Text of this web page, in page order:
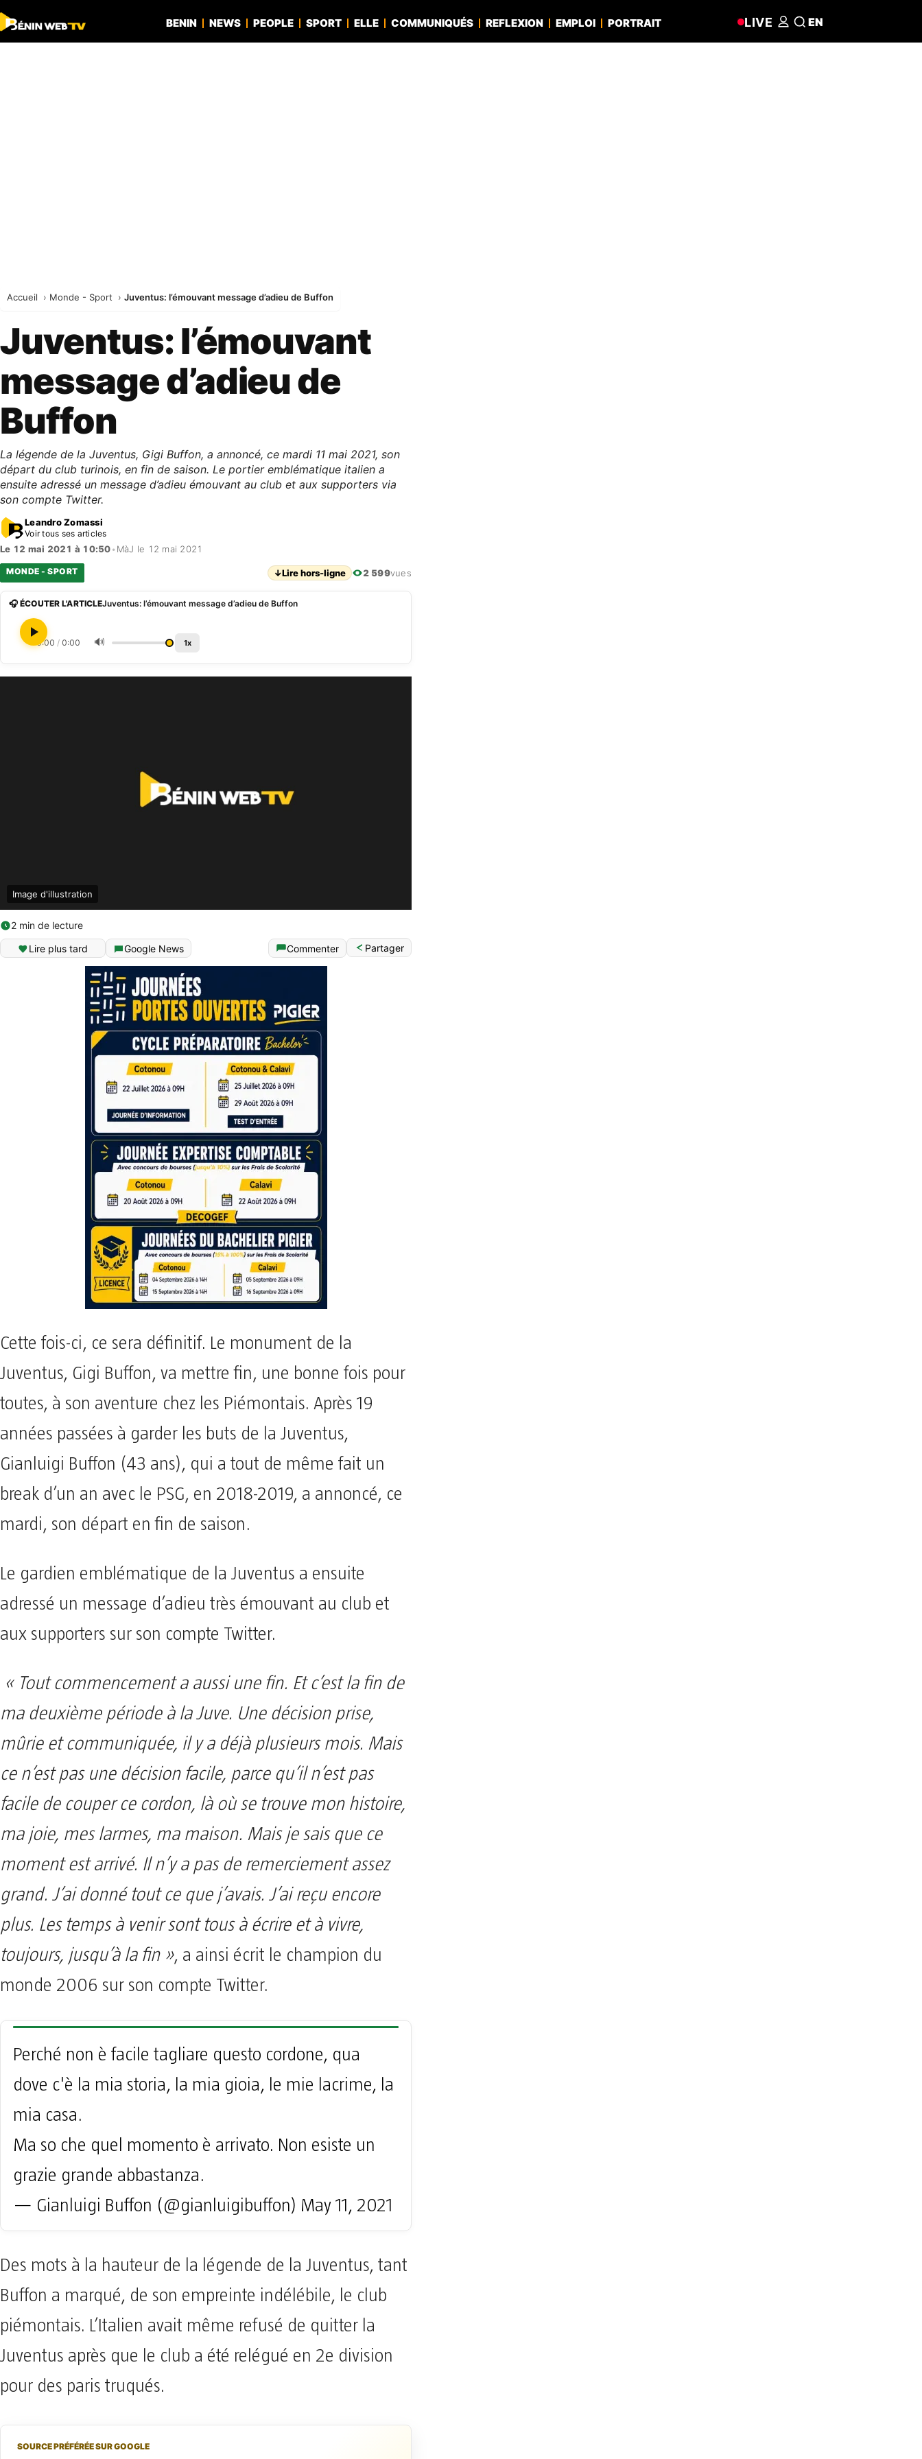
BENIN NEWS PEOPLE SPORT ELLE COMMUNIQUÉS REFLEXION EMPLOI PORTRAIT LIVE EN
Accueil Monde - Sport Juventus: l’émouvant message d’adieu de Buffon
Juventus: l’émouvant
message d’adieu de
Buffon
La légende de la Juventus, Gigi Buffon, a annoncé, ce mardi 11 mai 2021, son
départ du club turinois, en fin de saison. Le portier emblématique italien a
ensuite adressé un message d’adieu émouvant au club et aux supporters via
son compte Twitter.
Leandro Zomassi
Voir tous ses articles
Le 12 mai 2021 à 10:50• MàJ le 12 mai 2021
MONDE - SPORT ↓Lire hors-ligne 2 599vues
🎧 ÉCOUTER L'ARTICLEJuventus: l’émouvant message d’adieu de Buffon
0:00 / 0:00 🔊 1x
Image d'illustration
2 min de lecture
Lire plus tard
Google News Commenter Partager
Cette fois-ci, ce sera définitif. Le monument de la
Juventus, Gigi Buffon, va mettre fin, une bonne fois pour
toutes, à son aventure chez les Piémontais. Après 19
années passées à garder les buts de la Juventus,
Gianluigi Buffon (43 ans), qui a tout de même fait un
break d’un an avec le PSG, en 2018-2019, a annoncé, ce
mardi, son départ en fin de saison.
Le gardien emblématique de la Juventus a ensuite
adressé un message d’adieu très émouvant au club et
aux supporters sur son compte Twitter.
« Tout commencement a aussi une fin. Et c’est la fin de
ma deuxième période à la Juve. Une décision prise,
mûrie et communiquée, il y a déjà plusieurs mois. Mais
ce n’est pas une décision facile, parce qu’il n’est pas
facile de couper ce cordon, là où se trouve mon histoire,
ma joie, mes larmes, ma maison. Mais je sais que ce
moment est arrivé. Il n’y a pas de remerciement assez
grand. J’ai donné tout ce que j’avais. J’ai reçu encore
plus. Les temps à venir sont tous à écrire et à vivre,
toujours, jusqu’à la fin », a ainsi écrit le champion du
monde 2006 sur son compte Twitter.
Perché non è facile tagliare questo cordone, qua
dove c'è la mia storia, la mia gioia, le mie lacrime, la
mia casa.
Ma so che quel momento è arrivato. Non esiste un
grazie grande abbastanza.
— Gianluigi Buffon (@gianluigibuffon) May 11, 2021
Des mots à la hauteur de la légende de la Juventus, tant
Buffon a marqué, de son empreinte indélébile, le club
piémontais. L’Italien avait même refusé de quitter la
Juventus après que le club a été relégué en 2e division
pour des paris truqués.
SOURCE PRÉFÉRÉE SUR GOOGLE